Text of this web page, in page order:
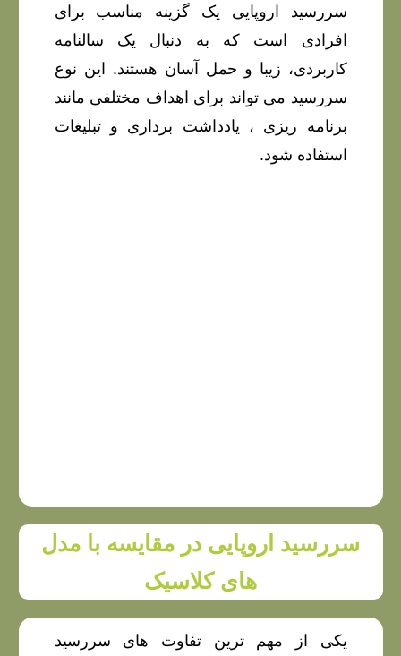
سررسید اروپایی یک گزینه مناسب برای
افرادی است که به دنبال یک سالنامه
کاربردی، زیبا و حمل آسان هستند. این نوع
سررسید می تواند برای اهداف مختلفی مانند
برنامه ریزی ، یادداشت برداری و تبلیغات
استفاده شود.
سررسید اروپایی در مقایسه با مدل
های کلاسیک
یکی از مهم ترین تفاوت های سررسید